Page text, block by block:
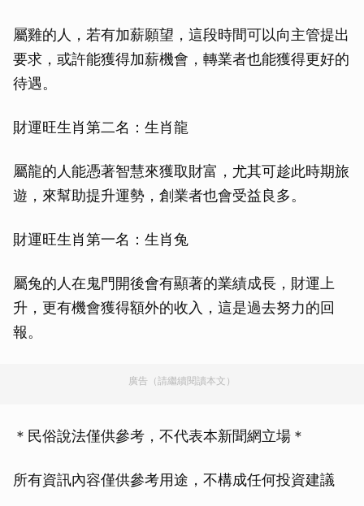
屬雞的人，若有加薪願望，這段時間可以向主管提出
要求，或許能獲得加薪機會，轉業者也能獲得更好的
待遇。
財運旺生肖第二名：生肖龍
屬龍的人能憑著智慧來獲取財富，尤其可趁此時期旅
遊，來幫助提升運勢，創業者也會受益良多。
財運旺生肖第一名：生肖兔
屬兔的人在鬼門開後會有顯著的業績成長，財運上
升，更有機會獲得額外的收入，這是過去努力的回
報。
廣告（請繼續閱讀本文）
＊民俗說法僅供參考，不代表本新聞網立場＊
所有資訊內容僅供參考用途，不構成任何投資建議